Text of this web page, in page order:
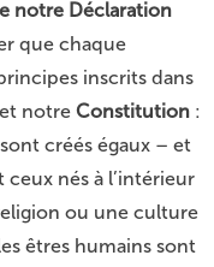
notre Déclaration
que chaque
inscrits dans
et notre Constitution :
créés égaux – et
nés à l’intérieur
ou une culture
êtres humains sont